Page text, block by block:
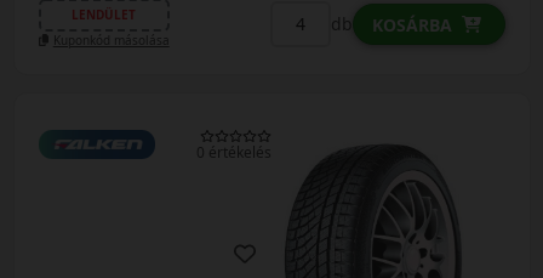
LENDÜLET
Kuponkód másolása
db KOSÁRBA
0 értékelés